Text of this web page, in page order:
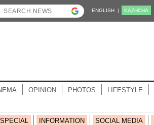
ENGLISH | KĀZHCHA
OPINION PHOTOS LIFESTYLE
SPECIAL INFORMATION SOCIAL MEDIA